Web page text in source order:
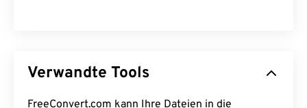
Verwandte Tools
FreeConvert.com kann Ihre Dateien in die